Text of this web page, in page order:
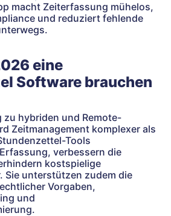
macht Zeiterfassung mühelos,
und reduziert fehlende
eine
Software brauchen
zu hybriden und Remote-
Zeitmanagement komplexer als
Tools
verbessern die
kostspielige
Sie unterstützen zudem die
Vorgaben,
und